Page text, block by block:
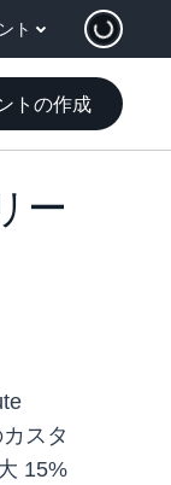
ト
トの作成
ー
スタ
15%